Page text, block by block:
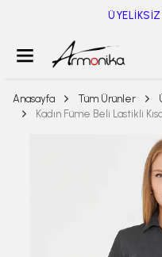
ÜYELİKSİZ
Anasayfa Tüm Ürünler
Kadın Füme Beli Lastikli